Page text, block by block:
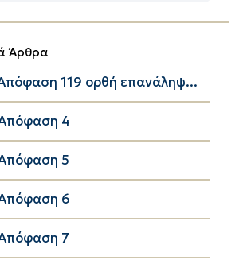
Άρθρα
119 ορθή επανάληψ...
4
5
6
7